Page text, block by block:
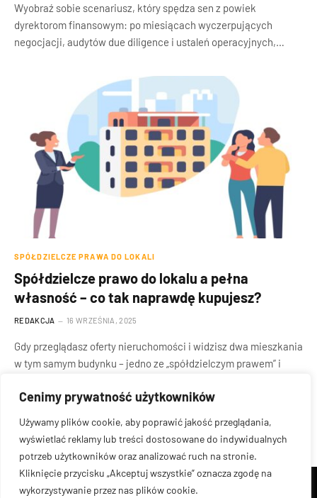
Cenimy prywatność użytkowników
Używamy plików cookie, aby poprawić jakość przeglądania,
wyświetlać reklamy lub treści dostosowane do indywidualnych
potrzeb użytkowników oraz analizować ruch na stronie.
Kliknięcie przycisku „Akceptuj wszystkie” oznacza zgodę na
wykorzystywanie przez nas plików cookie.
Wyobraź sobie scenariusz, który spędza sen z powiek
dyrektorom finansowym: po miesiącach wyczerpujących
negocjacji, audytów due diligence i ustaleń operacyjnych,…
SPÓŁDZIELCZE PRAWA DO LOKALI
Spółdzielcze prawo do lokalu a pełna
własność – co tak naprawdę kupujesz?
REDAKCJA 16 WRZEŚNIA, 2025
Gdy przeglądasz oferty nieruchomości i widzisz dwa mieszkania
w tym samym budynku – jedno ze „spółdzielczym prawem” i